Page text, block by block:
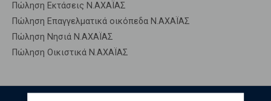
Πώληση Εκτάσεις Ν.ΑΧΑΪΑΣ
Πώληση Επαγγελματικά οικόπεδα Ν.ΑΧΑΪΑΣ
Πώληση Νησιά Ν.ΑΧΑΪΑΣ
Πώληση Οικιστικά Ν.ΑΧΑΪΑΣ